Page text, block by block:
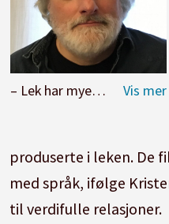
– Lek har mye til felles med teater. I dramatisk lek, rolleleken, viser barna sine tanker, følelser og ideer ved å skape roller, sier universitetslektor i drama Knut Olav Kristensen ved OsloMet.
produserte i leken. De
med språk, ifølge
til verdifulle relasjoner.